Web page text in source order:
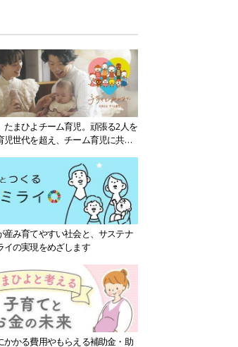
たまひよチーム育児。頑張る2人を
児世代を超え、チーム育児に共感
産み育てやすい社会と、サステナ
イの実現をめざします
かかる費用やもらえる補助金・助